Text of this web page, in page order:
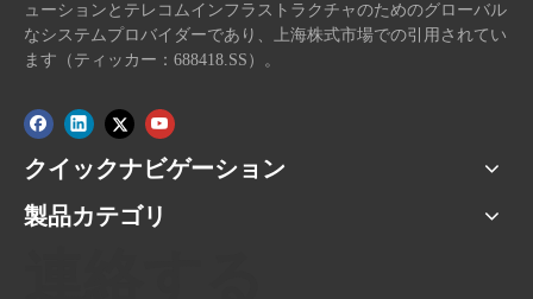
ューションとテレコムインフラストラクチャのためのグローバル
なシステムプロバイダーであり、上海株式市場での引用されてい
ます（ティッカー：688418.SS）。
クイックナビゲーション
製品カテゴリ